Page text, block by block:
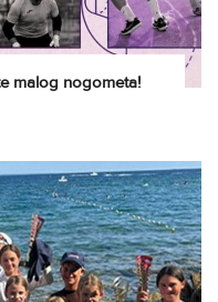
malog nogometa!